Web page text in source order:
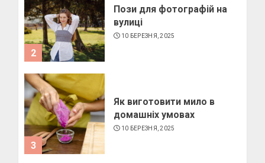
2
Пози для фотографій на
вулиці
10 БЕРЕЗНЯ, 2025
3
Як виготовити мило в
домашніх умовах
10 БЕРЕЗНЯ, 2025